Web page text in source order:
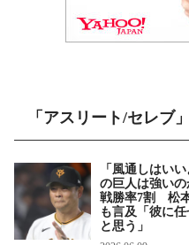
「アスリート/セレブ
「風通しはい
の巨人は強い
戦勝率7割 松
も言及「彼に
と思う」